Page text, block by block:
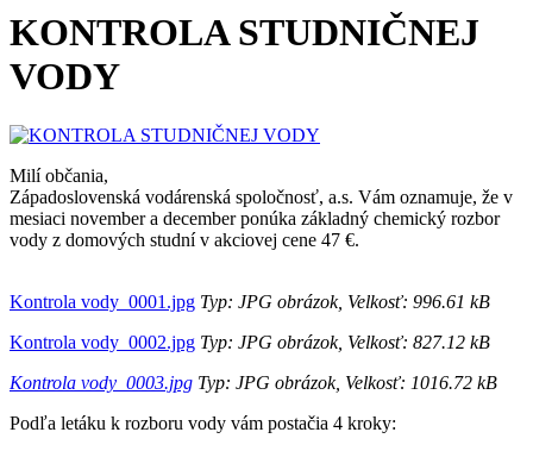
KONTROLA STUDNIČNEJ
VODY
Milí občania,
Západoslovenská vodárenská spoločnosť, a.s. Vám oznamuje, že v
mesiaci november a december ponúka základný chemický rozbor
vody z domových studní v akciovej cene 47 €.
Kontrola vody_0001.jpg Typ: JPG obrázok, Velkosť: 996.61 kB
Kontrola vody_0002.jpg Typ: JPG obrázok, Velkosť: 827.12 kB
Kontrola vody_0003.jpg Typ: JPG obrázok, Velkosť: 1016.72 kB
Podľa letáku k rozboru vody vám postačia 4 kroky: